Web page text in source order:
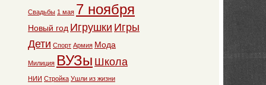
Свадьбы 1 мая 7 ноября
Новый год Игрушки Игры
Дети Спорт Армия Мода
Милиция ВУЗы Школа
НИИ Стройка Ушли из жизни